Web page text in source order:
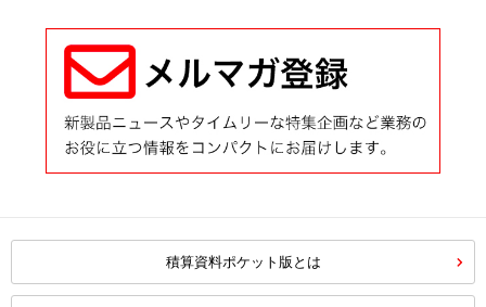
積算資料ポケット版とは